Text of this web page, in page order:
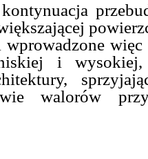
więc
i
walorów